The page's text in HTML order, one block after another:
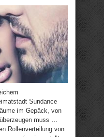
Sundance
im Gepäck, von
muss …
Rollenverteilung von